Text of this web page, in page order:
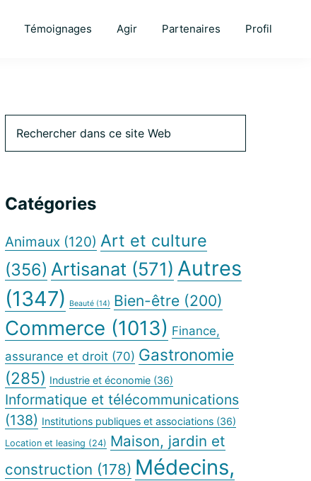
Témoignages Agir Partenaires Profil
Barre
principale
dans
Catégories
Animaux (120) Art et culture
(356) Artisanat (571) Autres
(1347)
Beauté (14) Bien-être (200)
Commerce (1013) Finance,
assurance et droit (70) Gastronomie
(285) Industrie et économie (36)
Informatique et télécommunications
(138) Institutions publiques et associations (36)
Location et leasing (24) Maison, jardin et
construction (178) Médecins,